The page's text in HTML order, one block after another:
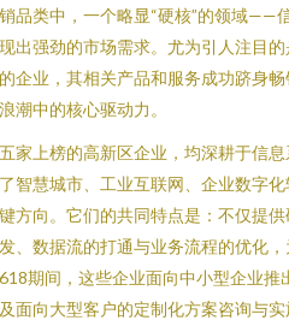
品类中，一个略显“硬核”的领域——
出强劲的市场需求。尤为引人注目
企业，其相关产品和服务成功跻身
潮中的核心驱动力。
家上榜的高新区企业，均深耕于信
智慧城市、工业互联网、企业数字
方向。它们的共同特点是：不仅提
、数据流的打通与业务流程的优化
期间，这些企业面向中小型企业
面向大型客户的定制化方案咨询与